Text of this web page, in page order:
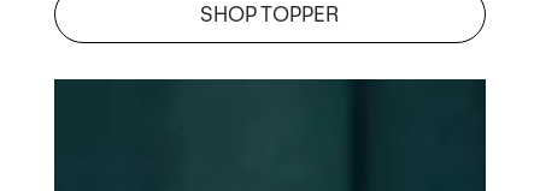
SHOP TOPPER